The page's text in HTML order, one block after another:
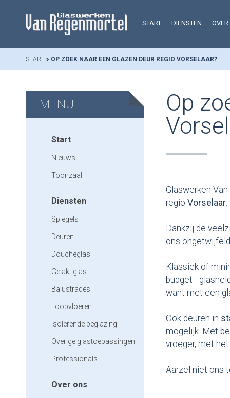
START DIENSTEN
START OP ZOEK NAAR EEN GLAZEN DEUR REGIO VORSELAAR?
MENU
Start
Nieuws
Toonzaal
Diensten
Spiegels
Deuren
Doucheglas
Gelakt glas
Balustrades
Loopvloeren
Isolerende beglazing
Overige glastoepassingen
Professionals
Over ons
Op
Glaswerken
regio Vorselaar.
Dankzij de
ons
Klassiek of
budget -
want met een
Ook deuren in
mogelijk. Met
vroeger, met
Aarzel niet ons